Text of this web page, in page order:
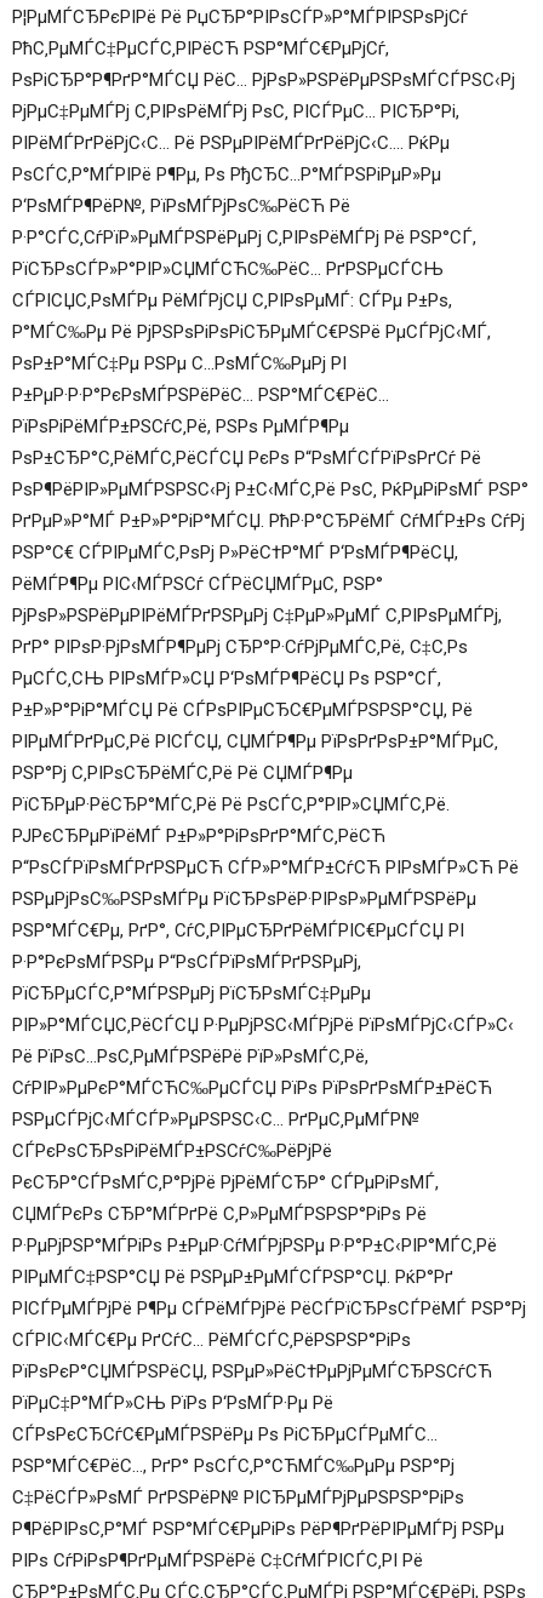
Р¦РµМЃСЂРєРІРё Рё РџСЂР°РІРѕСЃР»Р°МЃРІРЅРѕРјСѓ
РћС‚РµМЃС‡РµСЃС‚РІРёСЋ РЅР°МЃС€РµРјСѓ,
РѕРіСЂР°Р¶РґР°МЃСЏ РёС… РјРѕР»РЅРёРµРЅРѕМЃСЃРЅС‹Рј
РјРµС‡РµМЃРј С‚РІРѕРёМЃРј РѕС‚ РІСЃРµС… РІСЂР°Рі,
РІРёМЃРґРёРјС‹С… Рё РЅРµРІРёМЃРґРёРјС‹С…. РќРµ
РѕСЃС‚Р°МЃРІРё Р¶Рµ, Рѕ РђСЂС…Р°МЃРЅРіРµР»Рµ
Р‘РѕМЃР¶РёР№, РїРѕМЃРјРѕС‰РёСЋ Рё
Р·Р°СЃС‚СѓРїР»РµМЃРЅРёРµРј С‚РІРѕРёМЃРј Рё РЅР°СЃ,
РїСЂРѕСЃР»Р°РІР»СЏМЃСЋС‰РёС… РґРЅРµСЃСЊ
СЃРІСЏС‚РѕМЃРµ РёМЃРјСЏ С‚РІРѕРµМЃ: СЃРµ Р±Рѕ,
Р°МЃС‰Рµ Рё РјРЅРѕРіРѕРіСЂРµМЃС€РЅРё РµСЃРјС‹МЃ,
РѕР±Р°МЃС‡Рµ РЅРµ С…РѕМЃС‰РµРј РІ
Р±РµР·Р·Р°РєРѕМЃРЅРёРёС… РЅР°МЃС€РёС…
РїРѕРіРёМЃР±РЅСѓС‚Рё, РЅРѕ РµМЃР¶Рµ
РѕР±СЂР°С‚РёМЃС‚РёСЃСЏ РєРѕ Р“РѕМЃСЃРїРѕРґСѓ Рё
РѕР¶РёРІР»РµМЃРЅРЅС‹Рј Р±С‹МЃС‚Рё РѕС‚ РќРµРіРѕМЃ РЅР°
РґРµР»Р°МЃ Р±Р»Р°РіР°МЃСЏ. РћР·Р°СЂРёМЃ СѓМЃР±Рѕ СѓРј
РЅР°С€ СЃРІРµМЃС‚РѕРј Р»РёС†Р°МЃ Р‘РѕМЃР¶РёСЏ,
РёМЃР¶Рµ РІС‹МЃРЅСѓ СЃРёСЏМЃРµС‚ РЅР°
РјРѕР»РЅРёРµРІРёМЃРґРЅРµРј С‡РµР»РµМЃ С‚РІРѕРµМЃРј,
РґР° РІРѕР·РјРѕМЃР¶РµРј СЂР°Р·СѓРјРµМЃС‚Рё, С‡С‚Рѕ
РµСЃС‚СЊ РІРѕМЃР»СЏ Р‘РѕМЃР¶РёСЏ Рѕ РЅР°СЃ,
Р±Р»Р°РіР°МЃСЏ Рё СЃРѕРІРµСЂС€РµМЃРЅРЅР°СЏ, Рё
РІРµМЃРґРµС‚Рё РІСЃСЏ, СЏМЃР¶Рµ РїРѕРґРѕР±Р°МЃРµС‚
РЅР°Рј С‚РІРѕСЂРёМЃС‚Рё Рё СЏМЃР¶Рµ
РїСЂРµР·РёСЂР°МЃС‚Рё Рё РѕСЃС‚Р°РІР»СЏМЃС‚Рё.
РЈРєСЂРµРїРёМЃ Р±Р»Р°РіРѕРґР°МЃС‚РёСЋ
Р“РѕСЃРїРѕМЃРґРЅРµСЋ СЃР»Р°МЃР±СѓСЋ РІРѕМЃР»СЋ Рё
РЅРµРјРѕС‰РЅРѕМЃРµ РїСЂРѕРёР·РІРѕР»РµМЃРЅРёРµ
РЅР°МЃС€Рµ, РґР°, СѓС‚РІРµСЂРґРёМЃРІС€РµСЃСЏ РІ
Р·Р°РєРѕМЃРЅРµ Р“РѕСЃРїРѕМЃРґРЅРµРј,
РїСЂРµСЃС‚Р°МЃРЅРµРј РїСЂРѕМЃС‡РµРµ
РІР»Р°МЃСЏС‚РёСЃСЏ Р·РµРјРЅС‹МЃРјРё РїРѕМЃРјС‹СЃР»С‹
Рё РїРѕС…РѕС‚РµМЃРЅРёРё РїР»РѕМЃС‚Рё,
СѓРІР»РµРєР°МЃСЋС‰РµСЃСЏ РїРѕ РїРѕРґРѕМЃР±РёСЋ
РЅРµСЃРјС‹МЃСЃР»РµРЅРЅС‹С… РґРµС‚РµМЃР№
СЃРєРѕСЂРѕРіРёМЃР±РЅСѓС‰РёРјРё
РєСЂР°СЃРѕМЃС‚Р°РјРё РјРёМЃСЂР° СЃРµРіРѕМЃ,
СЏМЃРєРѕ СЂР°МЃРґРё С‚Р»РµМЃРЅРЅР°РіРѕ Рё
Р·РµРјРЅР°МЃРіРѕ Р±РµР·СѓМЃРјРЅРµ Р·Р°Р±С‹РІР°МЃС‚Рё
РІРµМЃС‡РЅР°СЏ Рё РЅРµР±РµМЃСЃРЅР°СЏ. РќР°Рґ
РІСЃРµМЃРјРё Р¶Рµ СЃРёМЃРјРё РёСЃРїСЂРѕСЃРёМЃ РЅР°Рј
СЃРІС‹МЃС€Рµ РґСѓС… РёМЃСЃС‚РёРЅРЅР°РіРѕ
РїРѕРєР°СЏМЃРЅРёСЏ, РЅРµР»РёС†РµРјРµМЃСЂРЅСѓСЋ
РїРµС‡Р°МЃР»СЊ РїРѕ Р‘РѕМЃР·Рµ Рё
СЃРѕРєСЂСѓС€РµМЃРЅРёРµ Рѕ РіСЂРµСЃРµМЃС…
РЅР°МЃС€РёС…, РґР° РѕСЃС‚Р°СЋМЃС‰РµРµ РЅР°Рј
С‡РёСЃР»РѕМЃ РґРЅРёР№ РІСЂРµМЃРјРµРЅРЅР°РіРѕ
Р¶РёРІРѕС‚Р°МЃ РЅР°МЃС€РµРіРѕ РёР¶РґРёРІРµМЃРј РЅРµ
РІРѕ СѓРіРѕР¶РґРµМЃРЅРёРё С‡СѓМЃРІСЃС‚РІ Рё
СЂР°Р±РѕМЃС‚Рµ СЃС‚СЂР°СЃС‚РµМЃРј РЅР°МЃС€РёРј, РЅРѕ